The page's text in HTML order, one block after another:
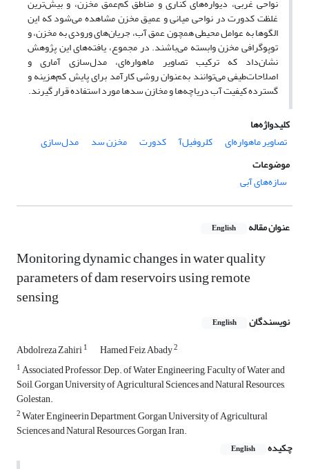
نواحی غربی، دیواره‌های کناری و مناطق کم‌عمق مخزن، و بیش‌ترین
غلظت کدورت در نواحی میانی و عمیق مخزن مشاهده می‌شود که این
الگوها به عوامل محیطی همچون عمق آب، جریان‌های ورودی به مخزن، و
توپوگرافی مخزن وابسته می‌باشند. در مجموع، یافته‌های این پژوهش
نشان‌داد که ترکیب تصاویر ماهواره‌ای، مدل‌سازی آماری و
اصلاحات‌طیفی می‌توانند به‌عنوان روشی کارآمد برای پایش کم‌هزینه و
گسترده کیفیت آب دریاچه‌ها و مخازن سدها مورد استفاده قرار گیرند.
کلیدواژه‌ها
تصاویر ماهواره‌ای
کلروفیل‌آ کدورت مخزن سد
مدل‌سازی
موضوعات
سازه‌های آبی
عنوان مقاله English
Monitoring dynamic changes in water quality
parameters of dam reservoirs using remote
sensing
نویسندگان English
Abdolreza Zahiri1 Hamed Feiz Abady2
1Associated Professor, Dep. of Water Engineering, Faculty of Water and
Soil, Gorgan University of Agricultural Sciences and Natural Resources,
Golestan.
2Water Engineerin Department, Gorgan University of Agricultural
Sciences and Natural Resources, Gorgan, Iran.
چکیده
English